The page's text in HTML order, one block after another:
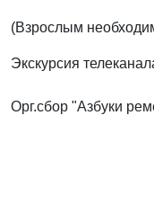
(Взрослым
Экскурсия
Орг.сбор "Азбуки